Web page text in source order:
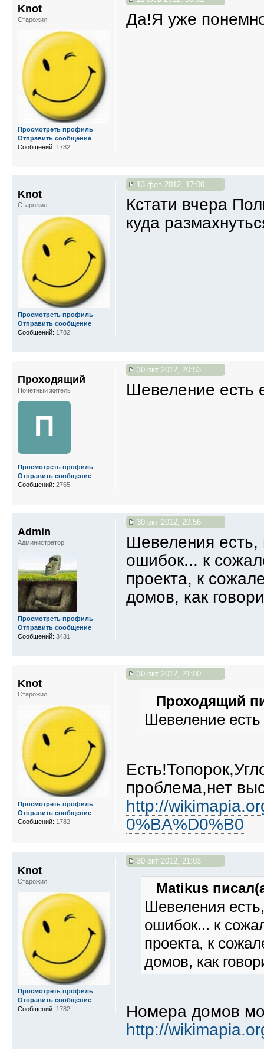
Да!Я уже
Knot
Старожил
Просмотреть профиль
Отправить сообщение
Сообщений: 1782
13 фев 2012, 17:00
Кстати вчера
куда
Knot
Старожил
Просмотреть профиль
Отправить сообщение
Сообщений: 1782
30 окт 2012, 20:53
Шевеление есть
Проходящий
Почетный житель
П
Просмотреть профиль
Отправить сообщение
Сообщений: 2765
30 окт 2012, 20:56
Шевеления
ошибок... к
проекта, к
домов, как
Admin
Администратор
Просмотреть профиль
Отправить сообщение
Сообщений: 3431
30 окт 2012, 21:00
Проходящий
Шевеление
проблема,нет
http://
0%BA%D0%B0
Knot
Старожил
Просмотреть профиль
Отправить сообщение
Сообщений: 1782
30 окт 2012, 21:03
Matikus
Шевеления
ошибок... к
проекта, к
домов, как
Номера домов
http://
Knot
Старожил
Просмотреть профиль
Отправить сообщение
Сообщений: 1782